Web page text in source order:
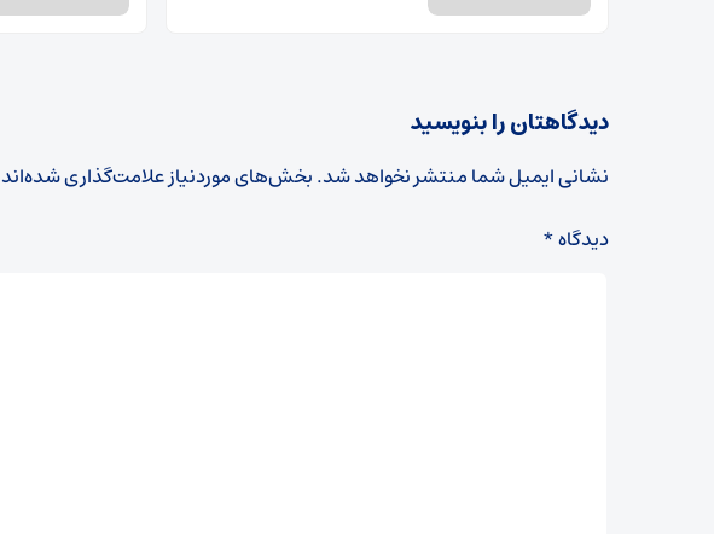
دیدگاهتان را بنویسید
نشانی ایمیل شما منتشر نخواهد شد.بخش‌های موردنیاز علامت‌گذاری شده‌اند
دیدگاه*